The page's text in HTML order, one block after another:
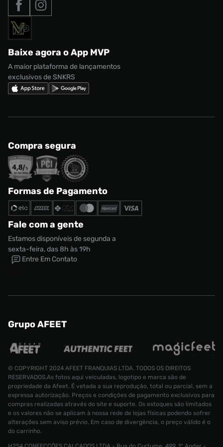
CONTINUAR COMPRANDO
Tênis New Balance 2010 Unissex
Tamanho:34R$ 999,99
Acessórios
Marcas
adidas Adi2000
adidas Campus
Nike Shox
Termos de uso
Política de privacidade
Regulamento CRM/ CASHBACK
Regulamento Cupom
Formas de Pagamento
Solicite seus dados
Baixe agora o App MVP
A maior plataforma de lançamentos
exclusivos de SNKRS
Compra segura
Formas de Pagamento
Fale com a gente
Estamos disponíveis de segunda a
sexta-feira, das 8h às 19h
Entre Em Contato
Grupo AFEET
© COPYRIGHT 2024 AFEET FRANQUIAS LTDA. TODOS OS DIREITOS
RESERVADOS.As fotos aqui veiculadas, logotipo e marca são de
propriedade da Afeet. É vetada a sua reprodução, total ou parcial, sem a
expressa autorização. Preços e condições de pagamento exclusivos para
compras realizadas através do site e suporte. Os estoques são limitados
e os valores não se aplicam à nossa rede de lojas físicas podendo sofrer
alterações sem aviso prévio. Em caso de divergência, o preço válido é o
do carrinho.